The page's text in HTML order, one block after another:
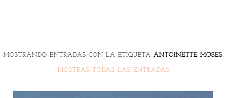
MOSTRANDO ENTRADAS CON LA ETIQUETA ANTOINETTE MOSES.
MOSTRAR TODAS LAS ENTRADAS